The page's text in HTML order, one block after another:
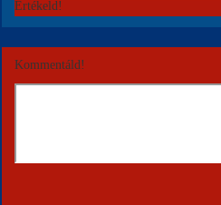
Értékeld!
Kommentáld!